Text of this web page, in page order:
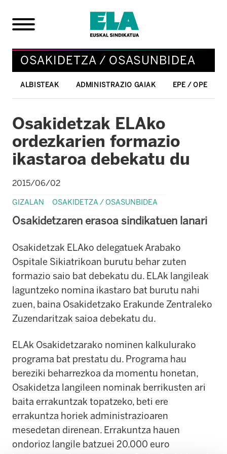
OSAKIDETZA / OSASUNBIDEA
ALBISTEAK ADMINISTRAZIO GAIAK EPE / OPE
Osakidetzak ELAko
ordezkarien formazio
ikastaroa debekatu du
2015/06/02
GIZALAN OSAKIDETZA / OSASUNBIDEA
Osakidetzaren erasoa sindikatuen lanari
Osakidetzak ELAko delegatuek Arabako
Ospitale Sikiatrikoan burutu behar zuten
formazio saio bat debekatu du. ELAk langileak
laguntzeko nomina ikastaro bat burutu nahi
zuen, baina Osakidetzako Erakunde Zentraleko
Zuzendaritzak saioa debekatu du.
ELAk Osakidetzarako nominen kalkulurako
programa bat prestatu du. Programa hau
bereziki beharrezkoa da momentu honetan,
Osakidetza langileen nominak berrikusten ari
baita errakuntzak topatzeko, beti ere
errakuntza horiek administrazioaren
mesedetan direnean. Errakuntza hauen
ondorioz langile batzuei 20.000 euro